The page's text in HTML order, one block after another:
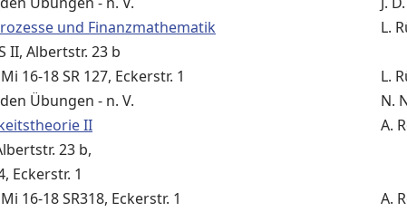
und Finanzmathematik
L.
II, Albertstr. 23 b
16-18 SR 127, Eckerstr. 1
L.
Übungen - n. V.
N.
II
A.
23 b,
Eckerstr. 1
16-18 SR318, Eckerstr. 1
A.